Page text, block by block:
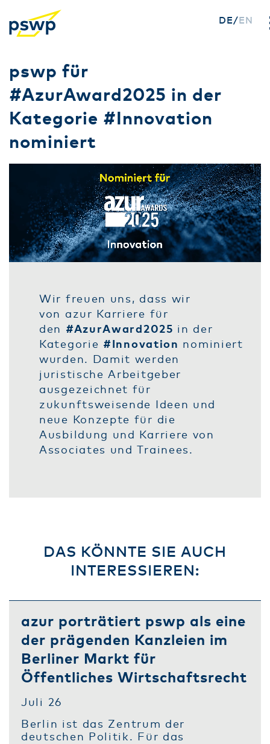
Direkt
zum
Inhalt
DE EN
pswp für
#AzurAward2025 in der
Kategorie #Innovation
nominiert
Wir freuen uns, dass wir
von azur Karriere für
den #AzurAward2025 in der
Kategorie #Innovation nominiert
wurden. Damit werden
juristische Arbeitgeber
ausgezeichnet für
zukunftsweisende Ideen und
neue Konzepte für die
Ausbildung und Karriere von
Associates und Trainees.
DAS KÖNNTE SIE AUCH
INTERESSIEREN:
azur porträtiert pswp als eine
der prägenden Kanzleien im
Berliner Markt für
Öffentliches Wirtschaftsrecht
Juli 26
Berlin ist das Zentrum der
deutschen Politik. Für das